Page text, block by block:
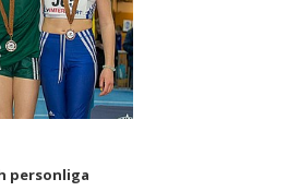
personliga